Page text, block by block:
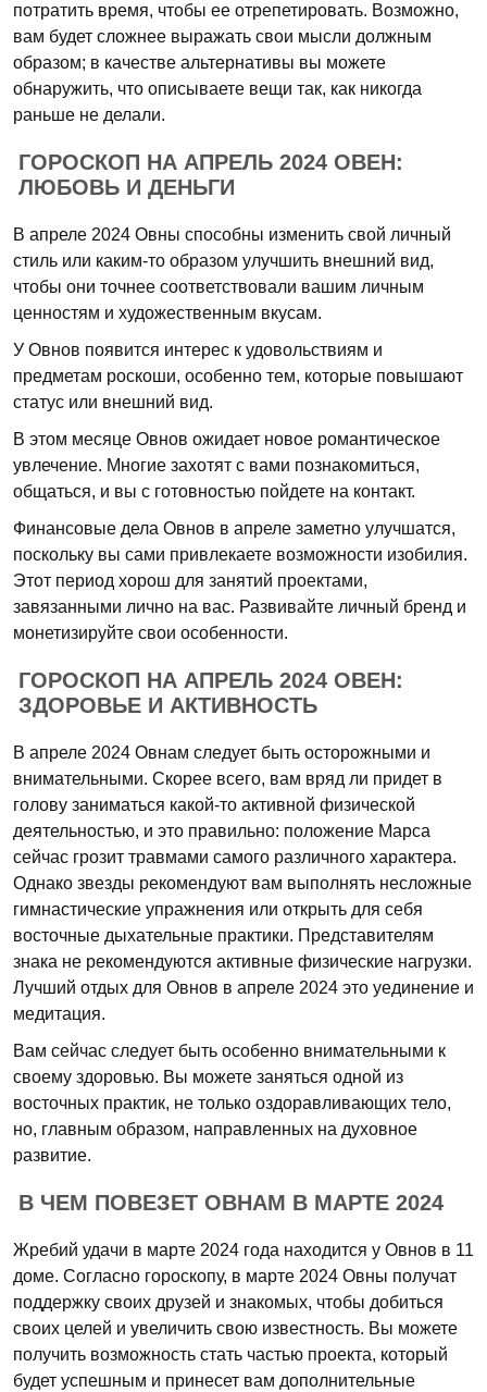
потратить время, чтобы ее отрепетировать. Возможно,
вам будет сложнее выражать свои мысли должным
образом; в качестве альтернативы вы можете
обнаружить, что описываете вещи так, как никогда
раньше не делали.
ГОРОСКОП НА АПРЕЛЬ 2024 ОВЕН:
ЛЮБОВЬ И ДЕНЬГИ
В апреле 2024 Овны способны изменить свой личный
стиль или каким-то образом улучшить внешний вид,
чтобы они точнее соответствовали вашим личным
ценностям и художественным вкусам.
У Овнов появится интерес к удовольствиям и
предметам роскоши, особенно тем, которые повышают
статус или внешний вид.
В этом месяце Овнов ожидает новое романтическое
увлечение. Многие захотят с вами познакомиться,
общаться, и вы с готовностью пойдете на контакт.
Финансовые дела Овнов в апреле заметно улучшатся,
поскольку вы сами привлекаете возможности изобилия.
Этот период хорош для занятий проектами,
завязанными лично на вас. Развивайте личный бренд и
монетизируйте свои особенности.
ГОРОСКОП НА АПРЕЛЬ 2024 ОВЕН:
ЗДОРОВЬЕ И АКТИВНОСТЬ
В апреле 2024 Овнам следует быть осторожными и
внимательными. Скорее всего, вам вряд ли придет в
голову заниматься какой-то активной физической
деятельностью, и это правильно: положение Марса
сейчас грозит травмами самого различного характера.
Однако звезды рекомендуют вам выполнять несложные
гимнастические упражнения или открыть для себя
восточные дыхательные практики. Представителям
знака не рекомендуются активные физические нагрузки.
Лучший отдых для Овнов в апреле 2024 это уединение и
медитация.
Вам сейчас следует быть особенно внимательными к
своему здоровью. Вы можете заняться одной из
восточных практик, не только оздоравливающих тело,
но, главным образом, направленных на духовное
развитие.
В ЧЕМ ПОВЕЗЕТ ОВНАМ В МАРТЕ 2024
Жребий удачи в марте 2024 года находится у Овнов в 11
доме. Согласно гороскопу, в марте 2024 Овны получат
поддержку своих друзей и знакомых, чтобы добиться
своих целей и увеличить свою известность. Вы можете
получить возможность стать частью проекта, который
будет успешным и принесет вам дополнительные